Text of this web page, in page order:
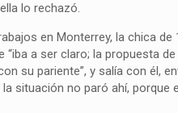
lo rechazó.
en Monterrey, la chica
a ser claro; la propuesta
su pariente”, y salía con él,
la situación no paró ahí,